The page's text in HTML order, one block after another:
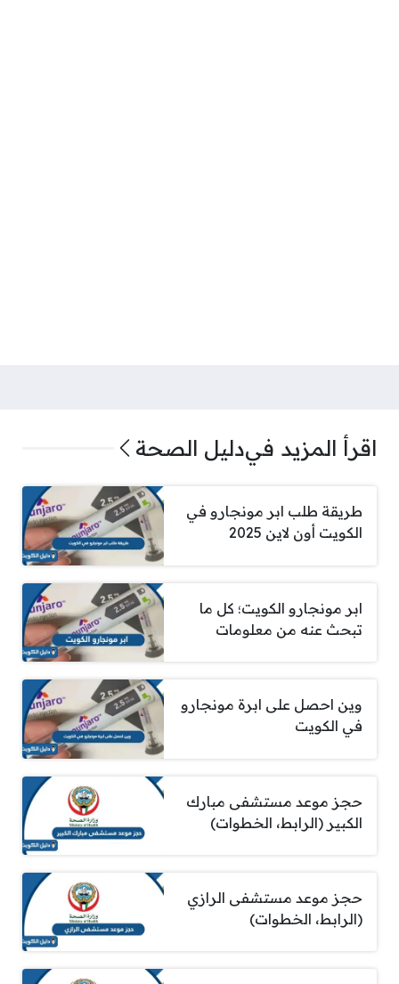
اقرأ المزيد فيدليل الصحة
طريقة طلب ابر مونجارو في
الكويت أون لاين 2025
ابر مونجارو الكويت؛ كل ما
تبحث عنه من معلومات
وين احصل على ابرة مونجارو
في الكويت
حجز موعد مستشفى مبارك
الكبير (الرابط، الخطوات)
حجز موعد مستشفى الرازي
(الرابط، الخطوات)